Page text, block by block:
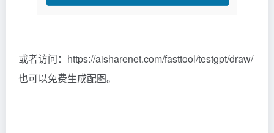
或者访问：https://aisharenet.com/fasttool/testgpt/draw/
也可以免费生成配图。